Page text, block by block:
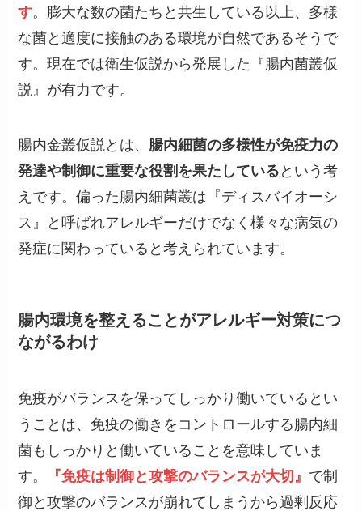
す。膨大な数の菌たちと共生している以上、多様
な菌と適度に接触のある環境が自然であるそうで
す。現在では衛生仮説から発展した『腸内菌叢仮
説』が有力です。
腸内金叢仮説とは、 腸内細菌の多様性が免疫力の
発達や制御に重要な役割を果たしている という考
えです。偏った腸内細菌叢は『ディスバイオーシ
ス』と呼ばれアレルギーだけでなく様々な病気の
発症に関わっていると考えられています。
腸内環境を整えることがアレルギー対策につ
ながるわけ
免疫がバランスを保ってしっかり働いているとい
うことは、免疫の働きをコントロールする腸内細
菌もしっかりと働いていることを意味していま
す。
『免疫は制御と攻撃のバランスが大切』 で制
御と攻撃のバランスが崩れてしまうから過剰反応